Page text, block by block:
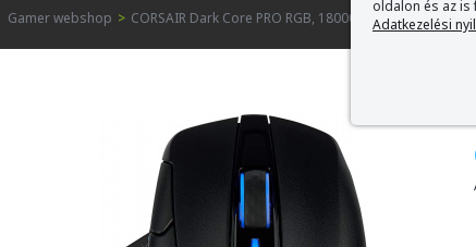
Gamer webshop > CORSAIR Dark Core PRO RGB, 18000DPI Gaming Egér
oldalon és az
Adatkezelési